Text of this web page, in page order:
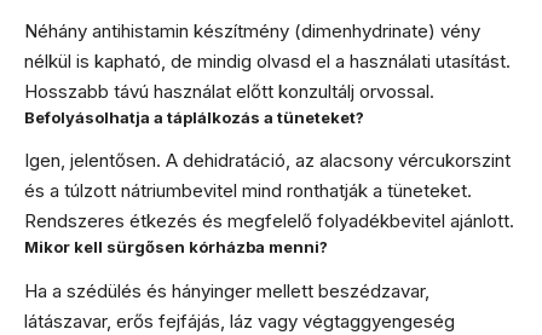
Néhány antihistamin készítmény (dimenhydrinate) vény
nélkül is kapható, de mindig olvasd el a használati utasítást.
Hosszabb távú használat előtt konzultálj orvossal.
Befolyásolhatja a táplálkozás a tüneteket?
Igen, jelentősen. A dehidratáció, az alacsony vércukorszint
és a túlzott nátriumbevitel mind ronthatják a tüneteket.
Rendszeres étkezés és megfelelő folyadékbevitel ajánlott.
Mikor kell sürgősen kórházba menni?
Ha a szédülés és hányinger mellett beszédzavar,
látászavar, erős fejfájás, láz vagy végtaggyengeség